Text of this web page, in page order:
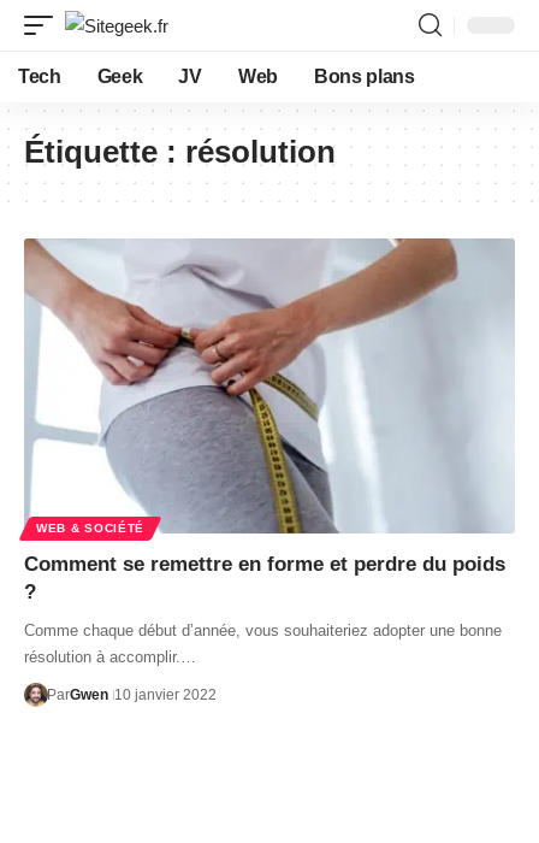
Tech Geek JV Web Bons plans
Étiquette : résolution
WEB & SOCIÉTÉ
Comment se remettre en forme et perdre du poids
?
Comme chaque début d’année, vous souhaiteriez adopter une bonne
résolution à accomplir.…
ParGwen 10 janvier 2022